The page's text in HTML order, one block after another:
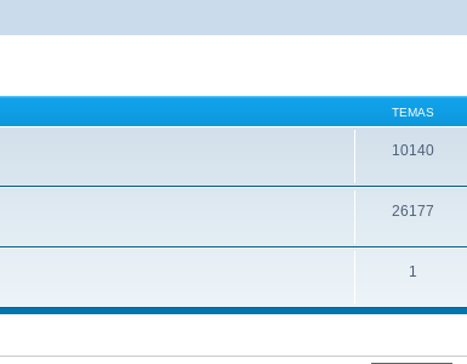
TEMAS
10140
26177
1